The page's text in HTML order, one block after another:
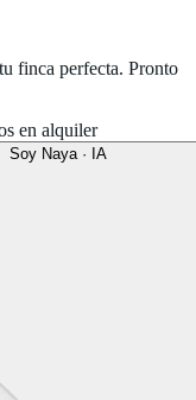
finca perfecta. Pronto
en alquiler
Soy Naya · IA